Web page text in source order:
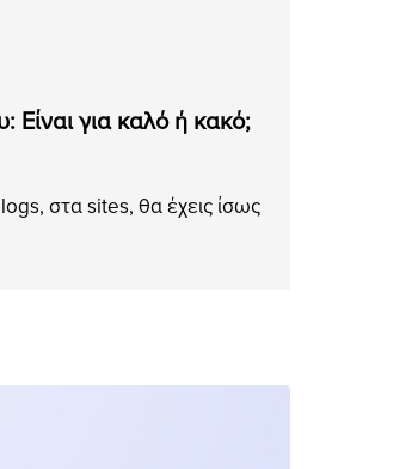
Είναι για καλό ή κακό;
στα sites, θα έχεις ίσως